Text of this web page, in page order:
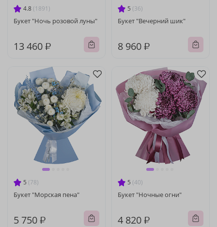
4.8 (1891)
Букет "Ночь розовой луны"
13 460 ₽
5 (36)
Букет "Вечерний шик"
8 960 ₽
5 (78)
Букет "Морская пена"
5 750 ₽
5 (40)
Букет "Ночные огни"
4 820 ₽